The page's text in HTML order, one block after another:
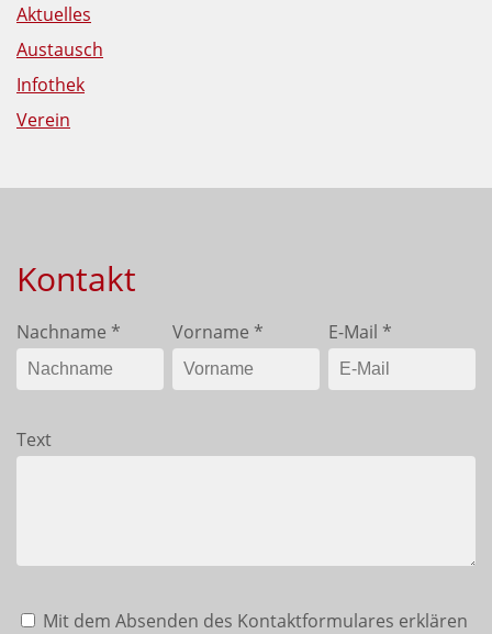
Aktuelles
Austausch
Infothek
Verein
Kontakt
Nachname * Vorname * E-Mail *
Text
Mit dem Absenden des Kontaktformulares erklären